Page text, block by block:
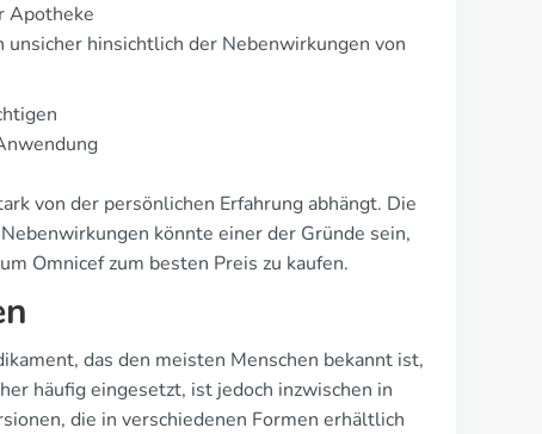
Apotheke
hinsichtlich der Nebenwirkungen von
von der persönlichen Erfahrung abhängt. Die
könnte einer der Gründe sein,
Omnicef zum besten Preis zu kaufen.
das den meisten Menschen bekannt ist,
häufig eingesetzt, ist jedoch inzwischen in
die in verschiedenen Formen erhältlich